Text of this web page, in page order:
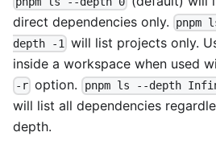
direct dependencies only.
pnpm
depth -1 will list projects only.
inside a workspace when used
-r option. pnpm ls --depth
will list all dependencies
depth.